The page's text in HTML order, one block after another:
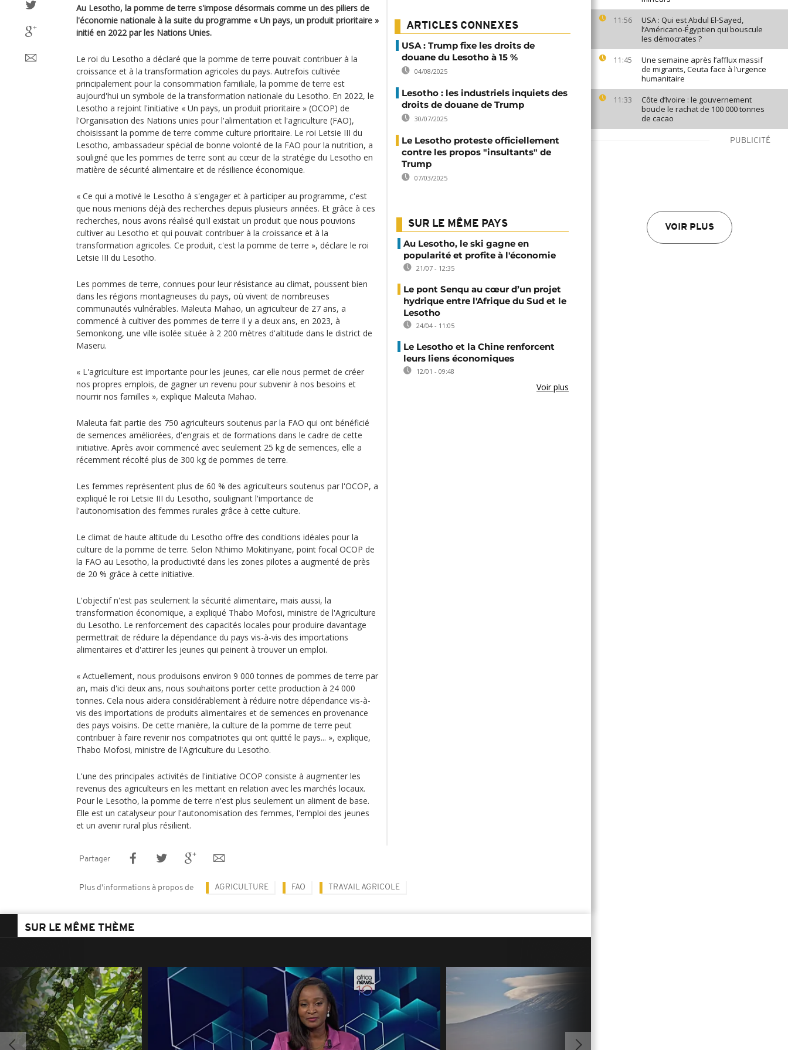
11:56
USA : Qui est Abdul El-Sayed,
l’Américano-Égyptien qui bouscule
les démocrates ?
11:45
Une semaine après l’afflux massif
de migrants, Ceuta face à l’urgence
humanitaire
11:33
Côte d’Ivoire : le gouvernement
boucle le rachat de 100 000 tonnes
de cacao
PUBLICITÉ
VOIR PLUS
Au Lesotho, la pomme de terre s'impose désormais comme un des piliers de
l'économie nationale à la suite du programme « Un pays, un produit prioritaire »
initié en 2022 par les Nations Unies.
Le roi du Lesotho a déclaré que la pomme de terre pouvait contribuer à la
croissance et à la transformation agricoles du pays. Autrefois cultivée
principalement pour la consommation familiale, la pomme de terre est
aujourd'hui un symbole de la transformation nationale du Lesotho. En 2022, le
Lesotho a rejoint l'initiative « Un pays, un produit prioritaire » (OCOP) de
l'Organisation des Nations unies pour l'alimentation et l'agriculture (FAO),
choisissant la pomme de terre comme culture prioritaire. Le roi Letsie III du
Lesotho, ambassadeur spécial de bonne volonté de la FAO pour la nutrition, a
souligné que les pommes de terre sont au cœur de la stratégie du Lesotho en
matière de sécurité alimentaire et de résilience économique.
« Ce qui a motivé le Lesotho à s'engager et à participer au programme, c'est
que nous menions déjà des recherches depuis plusieurs années. Et grâce à ces
recherches, nous avons réalisé qu'il existait un produit que nous pouvions
cultiver au Lesotho et qui pouvait contribuer à la croissance et à la
transformation agricoles. Ce produit, c'est la pomme de terre », déclare le roi
Letsie III du Lesotho.
Les pommes de terre, connues pour leur résistance au climat, poussent bien
dans les régions montagneuses du pays, où vivent de nombreuses
communautés vulnérables. Maleuta Mahao, un agriculteur de 27 ans, a
commencé à cultiver des pommes de terre il y a deux ans, en 2023, à
Semonkong, une ville isolée située à 2 200 mètres d'altitude dans le district de
Maseru.
« L'agriculture est importante pour les jeunes, car elle nous permet de créer
nos propres emplois, de gagner un revenu pour subvenir à nos besoins et
nourrir nos familles », explique Maleuta Mahao.
Maleuta fait partie des 750 agriculteurs soutenus par la FAO qui ont bénéficié
de semences améliorées, d'engrais et de formations dans le cadre de cette
initiative. Après avoir commencé avec seulement 25 kg de semences, elle a
récemment récolté plus de 300 kg de pommes de terre.
Les femmes représentent plus de 60 % des agriculteurs soutenus par l'OCOP, a
expliqué le roi Letsie III du Lesotho, soulignant l'importance de
l'autonomisation des femmes rurales grâce à cette culture.
Le climat de haute altitude du Lesotho offre des conditions idéales pour la
culture de la pomme de terre. Selon Nthimo Mokitinyane, point focal OCOP de
la FAO au Lesotho, la productivité dans les zones pilotes a augmenté de près
de 20 % grâce à cette initiative.
L'objectif n'est pas seulement la sécurité alimentaire, mais aussi, la
transformation économique, a expliqué Thabo Mofosi, ministre de l'Agriculture
du Lesotho. Le renforcement des capacités locales pour produire davantage
permettrait de réduire la dépendance du pays vis-à-vis des importations
alimentaires et d'attirer les jeunes qui peinent à trouver un emploi.
« Actuellement, nous produisons environ 9 000 tonnes de pommes de terre par
an, mais d'ici deux ans, nous souhaitons porter cette production à 24 000
tonnes. Cela nous aidera considérablement à réduire notre dépendance vis-à-
vis des importations de produits alimentaires et de semences en provenance
des pays voisins. De cette manière, la culture de la pomme de terre peut
contribuer à faire revenir nos compatriotes qui ont quitté le pays... », explique,
Thabo Mofosi, ministre de l'Agriculture du Lesotho.
L'une des principales activités de l'initiative OCOP consiste à augmenter les
revenus des agriculteurs en les mettant en relation avec les marchés locaux.
Pour le Lesotho, la pomme de terre n'est plus seulement un aliment de base.
Elle est un catalyseur pour l'autonomisation des femmes, l'emploi des jeunes
et un avenir rural plus résilient.
ARTICLES CONNEXES
USA : Trump fixe les droits de
douane du Lesotho à 15 %
04/08/2025
Lesotho : les industriels inquiets des
droits de douane de Trump
30/07/2025
Le Lesotho proteste officiellement
contre les propos "insultants" de
Trump
07/03/2025
SUR LE MÊME PAYS
Au Lesotho, le ski gagne en
popularité et profite à l'économie
21/07 - 12:35
Le pont Senqu au cœur d’un projet
hydrique entre l'Afrique du Sud et le
Lesotho
24/04 - 11:05
Le Lesotho et la Chine renforcent
leurs liens économiques
12/01 - 09:48
Voir plus
Partager
Plus d'informations à propos de AGRICULTURE FAO TRAVAIL AGRICOLE
SUR LE MÊME THÈME